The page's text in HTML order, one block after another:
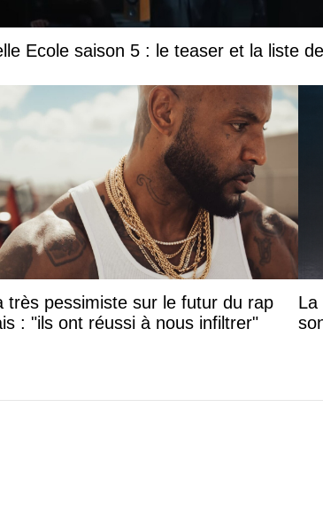
Ecole saison 5 : le teaser et la liste
très pessimiste sur le futur du rap
: "ils ont réussi à nous infiltrer"
La